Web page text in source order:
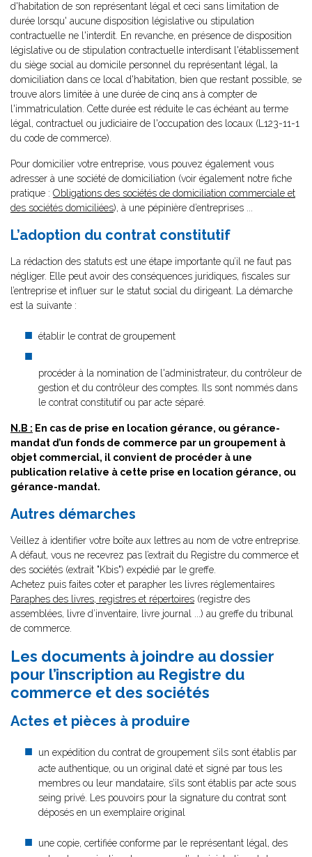
d'habitation de son représentant légal et ceci sans limitation de
durée lorsqu' aucune disposition législative ou stipulation
contractuelle ne l'interdit. En revanche, en présence de disposition
législative ou de stipulation contractuelle interdisant l'établissement
du siège social au domicile personnel du représentant légal, la
domiciliation dans ce local d'habitation, bien que restant possible, se
trouve alors limitée à une durée de cinq ans à compter de
l'immatriculation. Cette durée est réduite le cas échéant au terme
légal, contractuel ou judiciaire de l'occupation des locaux (L123-11-1
du code de commerce).
Pour domicilier votre entreprise, vous pouvez également vous
adresser à une société de domiciliation (voir également notre fiche
pratique : Obligations des sociétés de domiciliation commerciale et
des sociétés domiciliées), à une pépinière d’entreprises ...
L’adoption du contrat constitutif
La rédaction des statuts est une étape importante qu’il ne faut pas
négliger. Elle peut avoir des conséquences juridiques, fiscales sur
l’entreprise et influer sur le statut social du dirigeant. La démarche
est la suivante :
établir le contrat de groupement
procéder à la nomination de l'administrateur, du contrôleur de
gestion et du contrôleur des comptes. Ils sont nommés dans
le contrat constitutif ou par acte séparé.
N.B : En cas de prise en location gérance, ou gérance-
mandat d’un fonds de commerce par un groupement à
objet commercial, il convient de procéder à une
publication relative à cette prise en location gérance, ou
gérance-mandat.
Autres démarches
Veillez à identifier votre boîte aux lettres au nom de votre entreprise.
A défaut, vous ne recevrez pas l’extrait du Registre du commerce et
des sociétés (extrait "Kbis") expédié par le greffe.
Achetez puis faites coter et parapher les livres réglementaires
Paraphes des livres, registres et répertoires (registre des
assemblées, livre d’inventaire, livre journal ...) au greffe du tribunal
de commerce.
Les documents à joindre au dossier
pour l’inscription au Registre du
commerce et des sociétés
Actes et pièces à produire
un expédition du contrat de groupement s’ils sont établis par
acte authentique, ou un original daté et signé par tous les
membres ou leur mandataire, s’ils sont établis par acte sous
seing privé. Les pouvoirs pour la signature du contrat sont
déposés en un exemplaire original
une copie, certifiée conforme par le représentant légal, des